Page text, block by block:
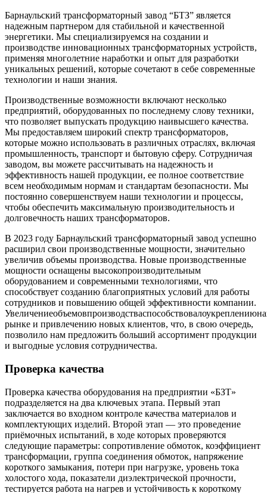
Барнаульский трансформаторный завод “БТЗ” является
надежным партнером для стабильной и качественной
энергетики. Мы специализируемся на создании и
производстве инновационных трансформаторных устройств,
применяя многолетние наработки и опыт для разработки
уникальных решений, которые сочетают в себе современные
технологии и наши знания.
Производственные возможности включают несколько
предприятий, оборудованных по последнему слову техники,
что позволяет выпускать продукцию наивысшего качества.
Мы предоставляем широкий спектр трансформаторов,
которые можно использовать в различных отраслях, включая
промышленность, транспорт и бытовую сферу. Сотрудничая
заводом, вы можете рассчитывать на надежность и
эффективность нашей продукции, ее полное соответствие
всем необходимым нормам и стандартам безопасности. Мы
постоянно совершенствуем наши технологии и процессы,
чтобы обеспечить максимальную производительность и
долговечность наших трансформаторов.
В 2023 году Барнаульский трансформаторный завод успешно
расширил свои производственные мощности, значительно
увеличив объемы производства. Новые производственные
мощности оснащены высокопроизводительным
оборудованием и современными технологиями, что
способствует созданию благоприятных условий для работы
сотрудников и повышению общей эффективности компании.
рынке и привлечению новых клиентов, что, в свою очередь,
позволило нам предложить больший ассортимент продукции
и выгодные условия сотрудничества.
Проверка качества
Проверка качества оборудования на предприятии «БЗТ»
подразделяется на два ключевых этапа. Первый этап
заключается во входном контроле качества материалов и
комплектующих изделий. Второй этап — это проведение
приёмочных испытаний, в ходе которых проверяются
следующие параметры: сопротивление обмоток, коэффициент
трансформации, группа соединения обмоток, напряжение
короткого замыкания, потери при нагрузке, уровень тока
холостого хода, показатели диэлектрической прочности,
тестируется работа на нагрев и устойчивость к короткому